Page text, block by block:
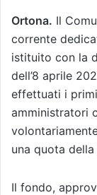
Ortona. Il
corrente
istituito con la
dell’8 aprile
effettuati i
amministratori
una quota
Il fondo,